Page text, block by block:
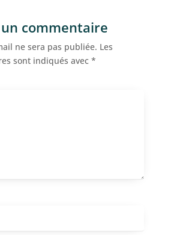
commentaire
ne sera pas publiée. Les
sont indiqués avec *